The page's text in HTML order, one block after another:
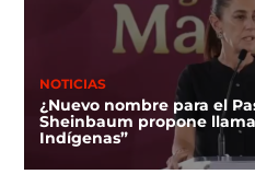
NOTICIAS
¿Nuevo nombre para el
Sheinbaum propone
Indígenas”